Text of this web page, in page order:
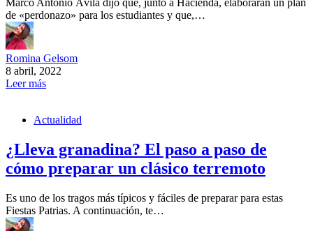
Marco Antonio Ávila dijo que, junto a Hacienda, elaborarán un plan
de «perdonazo» para los estudiantes y que,…
Romina Gelsom
8 abril, 2022
Leer más
Actualidad
¿Lleva granadina? El paso a paso de
cómo preparar un clásico terremoto
Es uno de los tragos más típicos y fáciles de preparar para estas
Fiestas Patrias. A continuación, te…